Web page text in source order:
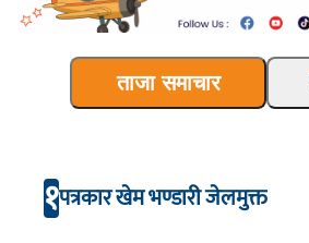
ताजा समाचार
१पत्रकार खेम भण्डारी जेलमुक्त